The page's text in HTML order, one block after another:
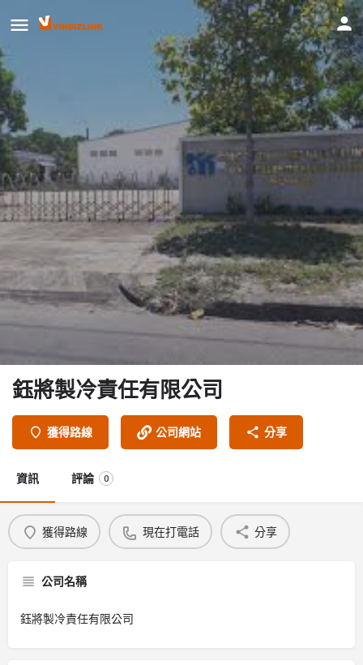
鈺將製冷責任有限公司
獲得路線 公司網站 分享
資訊 評論 0
獲得路線 現在打電話 分享
公司名稱
鈺將製冷責任有限公司